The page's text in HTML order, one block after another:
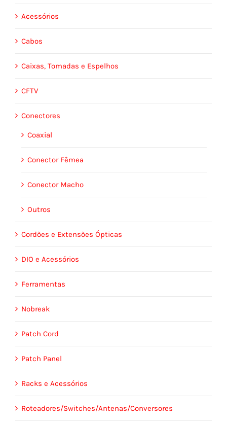
Acessórios
Cabos
Caixas, Tomadas e Espelhos
CFTV
Conectores
Coaxial
Conector Fêmea
Conector Macho
Outros
Cordões e Extensões Ópticas
DIO e Acessórios
Ferramentas
Nobreak
Patch Cord
Patch Panel
Racks e Acessórios
Roteadores/Switches/Antenas/Conversores